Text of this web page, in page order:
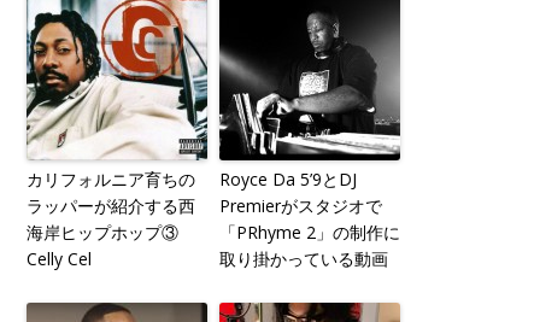
カリフォルニア育ちの
ラッパーが紹介する西
海岸ヒップホップ③
Celly Cel
Royce Da 5’9とDJ
Premierがスタジオで
「PRhyme 2」の制作に
取り掛かっている動画